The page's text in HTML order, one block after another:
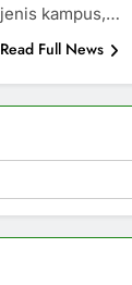
jenis kampus,…
Read Full News